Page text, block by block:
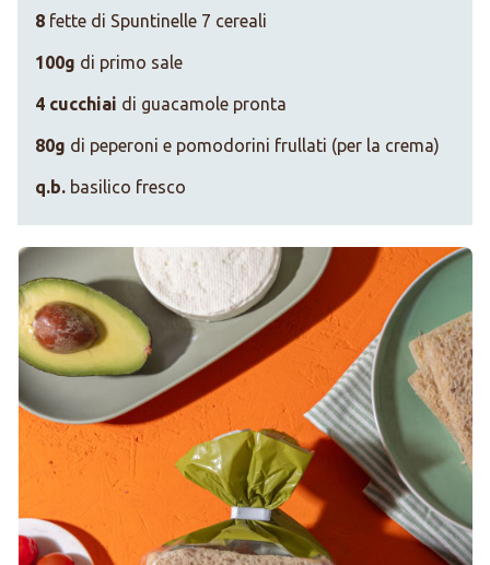
8 fette di Spuntinelle 7 cereali
100g di primo sale
4 cucchiai di guacamole pronta
80g di peperoni e pomodorini frullati (per la crema)
q.b. basilico fresco